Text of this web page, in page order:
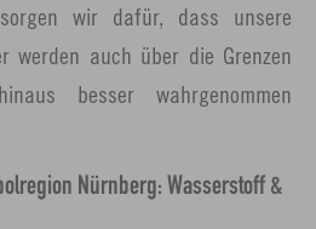
wir dafür, dass unsere
werden auch über die Grenzen
besser wahrgenommen
Nürnberg: Wasserstoff &